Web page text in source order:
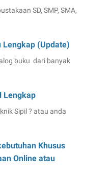
SD, SMP, SMA,
Lengkap (Update)
buku dari banyak
Lengkap
Sipil ? atau anda
Khusus
Online atau